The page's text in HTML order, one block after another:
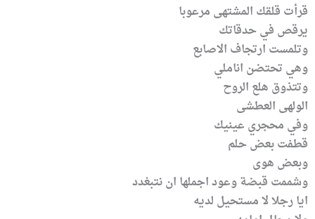
قرأت قلقك المشتهى مرعوبا
يرقص في حدقاتك
وتلمست ارتجاف الاصابع
وهي تحتضن اناملي
وتتذوق هلع الروح
الولهى العطشى
وفي محجري عينيك
قطفت بعض حلم
وبعض هوى
وشممت قبضة وعود اجملها ان نتبغدد
ايا رجلا لا مستحيل لديه